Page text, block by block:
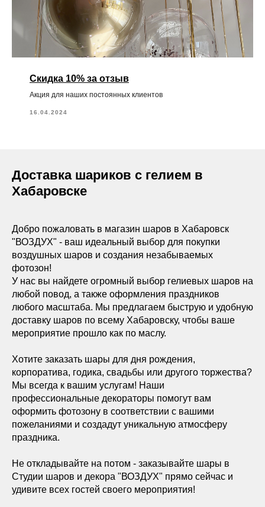
Скидка 10% за отзыв
Акция для наших постоянных клиентов
16.04.2024
Доставка шариков с гелием в
Хабаровске
Добро пожаловать в магазин шаров в Хабаровск
"ВОЗДУХ" - ваш идеальный выбор для покупки
воздушных шаров и создания незабываемых
фотозон!
У нас вы найдете огромный выбор гелиевых шаров на
любой повод, а также оформления праздников
любого масштаба. Мы предлагаем быструю и удобную
доставку шаров по всему Хабаровску, чтобы ваше
мероприятие прошло как по маслу.
Хотите заказать шары для дня рождения,
корпоратива, годика, свадьбы или другого торжества?
Мы всегда к вашим услугам! Наши
профессиональные декораторы помогут вам
оформить фотозону в соответствии с вашими
пожеланиями и создадут уникальную атмосферу
праздника.
Не откладывайте на потом - заказывайте шары в
Студии шаров и декора "ВОЗДУХ" прямо сейчас и
удивите всех гостей своего мероприятия!